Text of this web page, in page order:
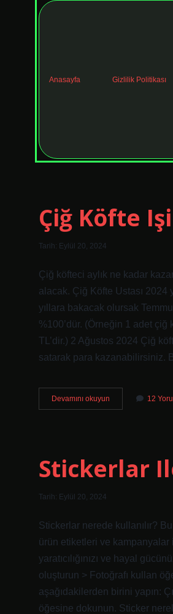
Anasayfa Gizlilik Politikası
Yeni
Başlangıç
Yazılar
Çiğ Köfte
Tarih: Eylül 20, 2024
Çiğ köfteci aylık ne kadar
alacak. Çiğ Köfte Ustası 2024
yıllara bakacak olursak
%100’dür. (Örneğin 1 adet çiğ
TL’dir.) 2 Ağustos 2024 Çiğ
satarak para kazanabilirsiniz.
Devamını okuyun
Köfte
12
Stickerlar
Tarih: Eylül 20, 2024
Stickerlar nerede kullanılır?
ürün etiketleri ve kampanyalar
yaratıcılığınızı ve hayal
oluşturun > Fotoğrafı kullan
aşağıdakilerden birini yapın:
öğesine dokunun. Sticker